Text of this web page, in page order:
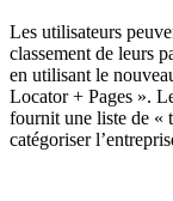
Les utilisateurs
classement de leurs
en utilisant le
Locator + Pages ».
fournit une liste de «
catégoriser